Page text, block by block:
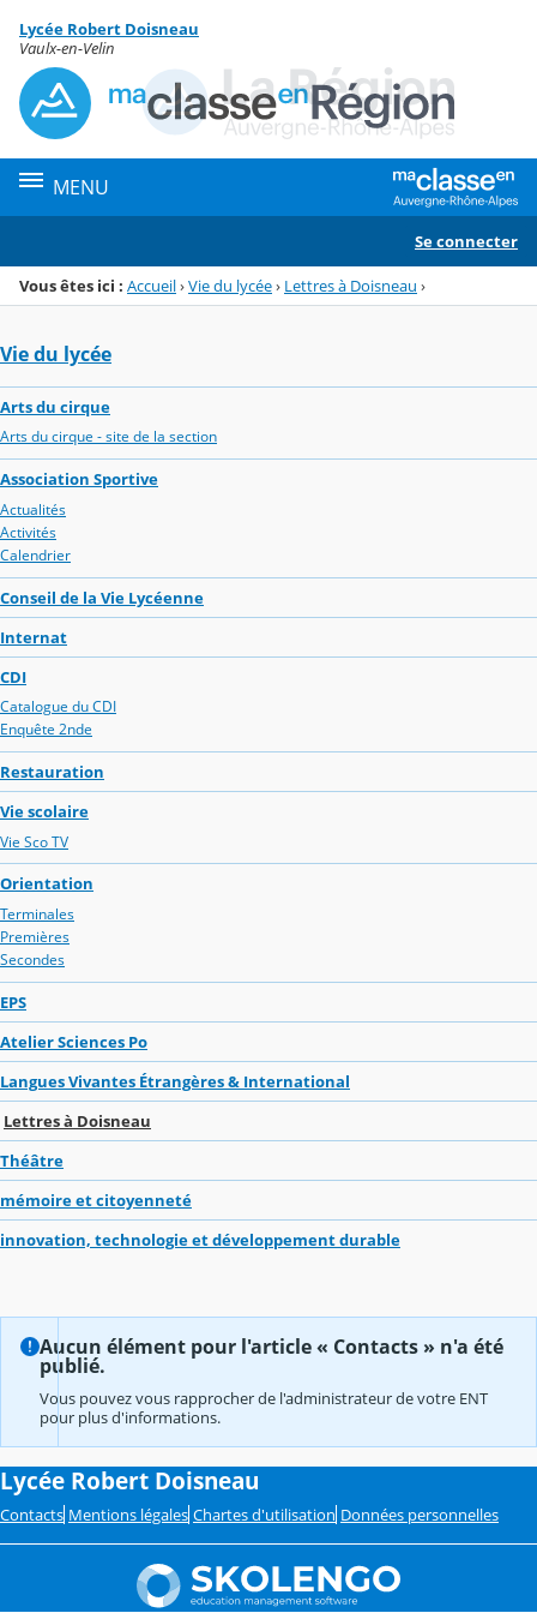
Menu de la rubrique
Contenu
Lycée Robert Doisneau
Vaulx-en-Velin
MENU
Se connecter
Vous êtes ici : Accueil›Vie du lycée› Lettres à Doisneau ›
Vie du lycée
Arts du cirque
Arts du cirque - site de la section
Association Sportive
Actualités
Activités
Calendrier
Conseil de la Vie Lycéenne
Internat
CDI
Catalogue du CDI
Enquête 2nde
Restauration
Vie scolaire
Vie Sco TV
Orientation
Terminales
Premières
Secondes
EPS
Atelier Sciences Po
Langues Vivantes Étrangères & International
Lettres à Doisneau
Théâtre
mémoire et citoyenneté
innovation, technologie et développement durable
Aucun élément pour l'article « Contacts » n'a été
publié.
Vous pouvez vous rapprocher de l'administrateur de votre ENT
pour plus d'informations.
Lycée Robert Doisneau
Contacts Mentions légales Chartes d'utilisation Données personnelles